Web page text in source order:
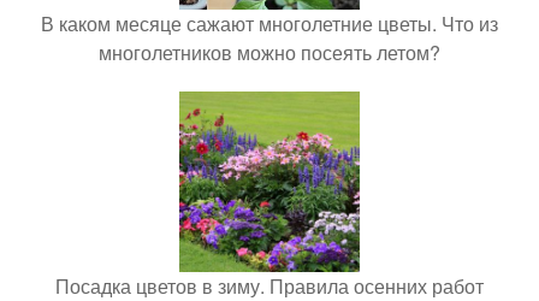
В каком месяце сажают многолетние цветы. Что из
многолетников можно посеять летом?
Посадка цветов в зиму. Правила осенних работ